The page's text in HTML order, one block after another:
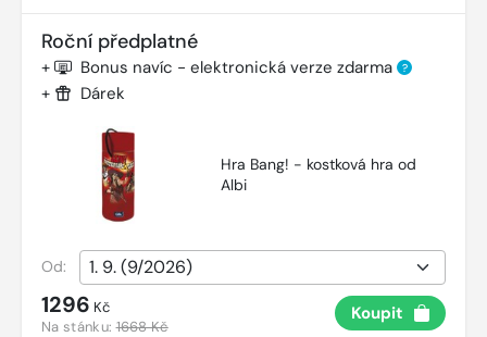
Roční předplatné
+ Bonus navíc - elektronická verze zdarma ?
+ Dárek
Hra Bang! - kostková hra od
Albi
Od:
1296 Kč
Na stánku:1668 Kč
Koupit